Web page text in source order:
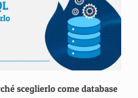
sceglierlo come database